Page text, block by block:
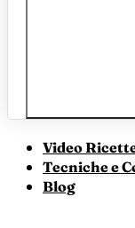
Video
Tecniche e
Blog